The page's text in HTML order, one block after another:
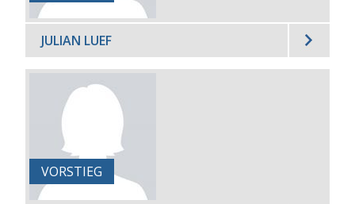
JULIAN LUEF
VORSTIEG